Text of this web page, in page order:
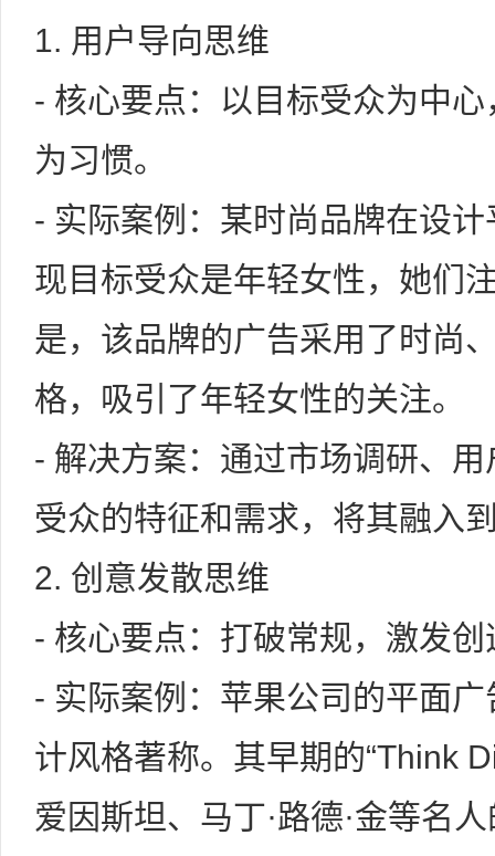
1. 用户导向思维
- 核心要点：以目标受众为中
为习惯。
- 实际案例：某时尚品牌在设
现目标受众是年轻女性，她们
是，该品牌的广告采用了时尚
格，吸引了年轻女性的关注。
- 解决方案：通过市场调研、
受众的特征和需求，将其融入
2. 创意发散思维
- 核心要点：打破常规，激发
- 实际案例：苹果公司的平面
计风格著称。其早期的“Think
爱因斯坦、马丁·路德·金等名